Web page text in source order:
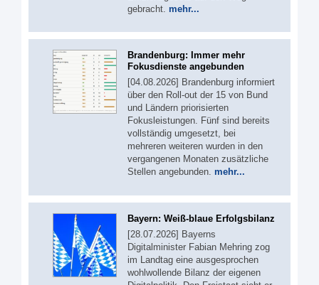
gebracht. mehr...
Brandenburg: Immer mehr
Fokusdienste angebunden
[04.08.2026] Brandenburg informiert
über den Roll-out der 15 von Bund
und Ländern priorisierten
Fokusleistungen. Fünf sind bereits
vollständig umgesetzt, bei
mehreren weiteren wurden in den
vergangenen Monaten zusätzliche
Stellen angebunden. mehr...
Bayern: Weiß-blaue Erfolgsbilanz
[28.07.2026] Bayerns
Digitalminister Fabian Mehring zog
im Landtag eine ausgesprochen
wohlwollende Bilanz der eigenen